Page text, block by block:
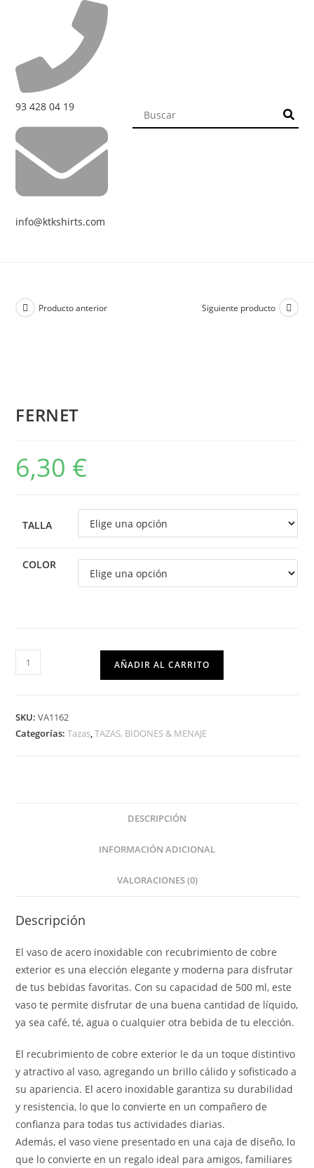
93 428 04 19
info@ktkshirts.com
Producto anterior Siguiente producto
FERNET
6,30 €
TALLA
COLOR
AÑADIR AL CARRITO
SKU:VA1162
Categorías:Tazas,TAZAS, BIDONES & MENAJE
DESCRIPCIÓN
INFORMACIÓN ADICIONAL
VALORACIONES (0)
Descripción
El vaso de acero inoxidable con recubrimiento de cobre
exterior es una elección elegante y moderna para disfrutar
de tus bebidas favoritas. Con su capacidad de 500 ml, este
vaso te permite disfrutar de una buena cantidad de líquido,
ya sea café, té, agua o cualquier otra bebida de tu elección.
El recubrimiento de cobre exterior le da un toque distintivo
y atractivo al vaso, agregando un brillo cálido y sofisticado a
su apariencia. El acero inoxidable garantiza su durabilidad
y resistencia, lo que lo convierte en un compañero de
confianza para todas tus actividades diarias.
Además, el vaso viene presentado en una caja de diseño, lo
que lo convierte en un regalo ideal para amigos, familiares